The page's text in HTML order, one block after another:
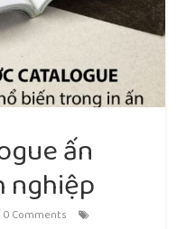
ấn
nghiệp
0 Comments